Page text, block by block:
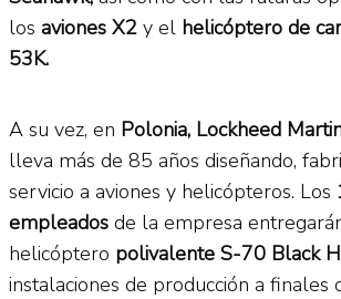
los aviones X2 y el helicóptero de
53K.
A su vez, en Polonia, Lockheed
lleva más de 85 años diseñando,
servicio a aviones y helicópteros. Los
empleados de la empresa
helicóptero polivalente S-70 Black
instalaciones de producción a finales